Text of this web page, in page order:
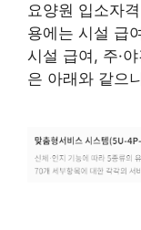
요양원 입소자
용에는 시설 급
시설 급여, 주·
은 아래와 같으